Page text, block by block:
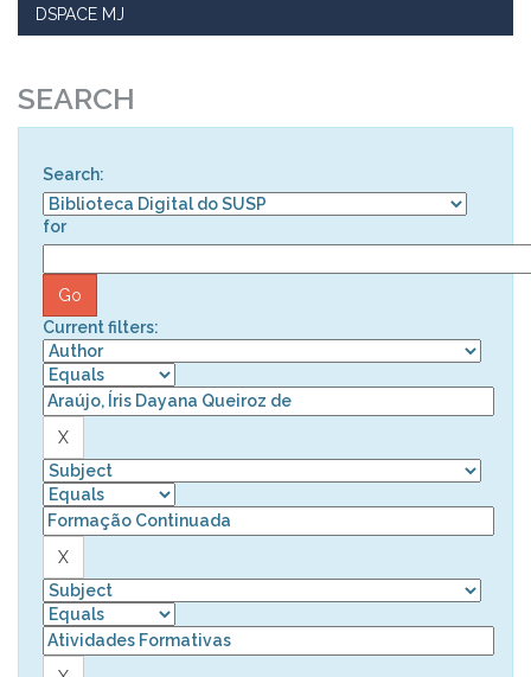
DSPACE MJ
SEARCH
Search:
for
Current filters: